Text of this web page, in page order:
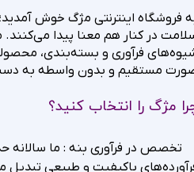
فروشگاه اینترنتی مژگ خوش
در کنار هم معنا پیدا می‌کنند.
فرآوری و بسته‌بندی،
مستقیم و بدون واسطه به
مژگ را انتخاب کنید؟
تخصص در فرآوری بنه : ما سالانه
باکیفیت و طبیعی تبدیل